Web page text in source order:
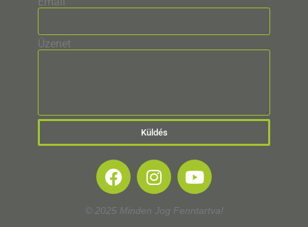
Üzenet
Küldés
© 2025 Minden Jog Fenntartva!